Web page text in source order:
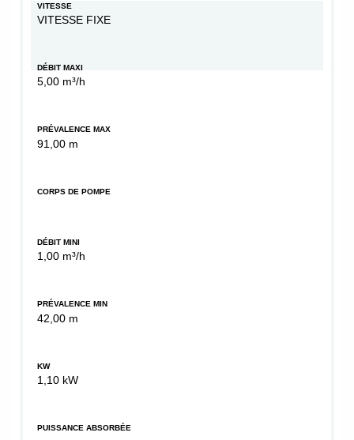
VITESSE
VITESSE FIXE
DÉBIT MAXI
5,00 m³/h
PRÉVALENCE MAX
91,00 m
CORPS DE POMPE
DÉBIT MINI
1,00 m³/h
PRÉVALENCE MIN
42,00 m
KW
1,10 kW
PUISSANCE ABSORBÉE